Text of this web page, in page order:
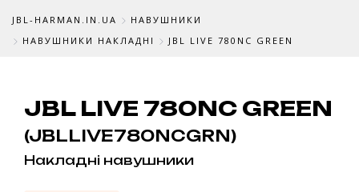
JBL-HARMAN.IN.UA
НАВУШНИКИ
НАВУШНИКИ НАКЛАДНІ
JBL LIVE 780NC GREEN
JBL LIVE 780NC GREEN
(JBLLIVE780NCGRN)
Накладні навушники